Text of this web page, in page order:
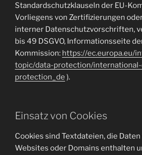
Standardschutzklauseln der EU-
Vorliegens von Zertifizierungen
interner Datenschutzvorschriften,
bis 49 DSGVO, Informationsseite
Kommission: https://ec.europa.eu/
topic/data-protection/
protection_de ).
Einsatz von Cookies
Cookies sind Textdateien, die
Websites oder Domains enthalten